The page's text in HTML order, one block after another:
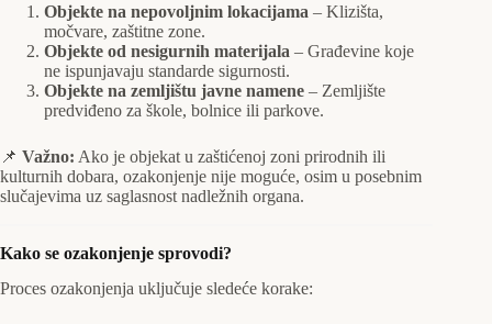
Objekte na nepovoljnim lokacijama – Klizišta,
močvare, zaštitne zone.
Objekte od nesigurnih materijala – Građevine koje
ne ispunjavaju standarde sigurnosti.
Objekte na zemljištu javne namene – Zemljište
predviđeno za škole, bolnice ili parkove.
📌 Važno: Ako je objekat u zaštićenoj zoni prirodnih ili
kulturnih dobara, ozakonjenje nije moguće, osim u posebnim
slučajevima uz saglasnost nadležnih organa.
Kako se ozakonjenje sprovodi?
Proces ozakonjenja uključuje sledeće korake: